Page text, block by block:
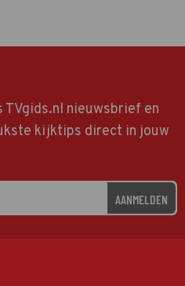
nieuwsbrief en
kijktips direct in jouw
AANMELDEN